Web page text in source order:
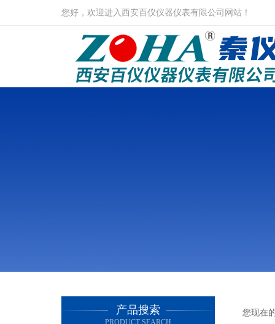
您好，欢迎进入西安百仪仪器仪表有限公司网站！
产品搜索
PRODUCT SEARCH
您现在